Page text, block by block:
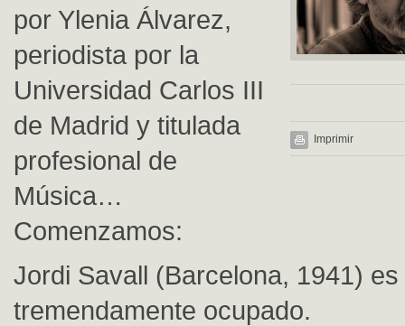
Imprimir
por Ylenia Álvarez,
periodista por la
Universidad Carlos III
de Madrid y titulada
profesional de
Música…
Comenzamos:
Jordi Savall (Barcelona, 1941)
tremendamente ocupado.